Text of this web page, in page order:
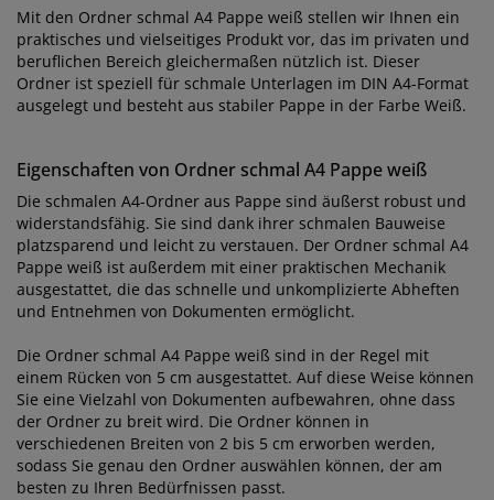
Mit den Ordner schmal A4 Pappe weiß stellen wir Ihnen ein
praktisches und vielseitiges Produkt vor, das im privaten und
beruflichen Bereich gleichermaßen nützlich ist. Dieser
Ordner ist speziell für schmale Unterlagen im DIN A4-Format
ausgelegt und besteht aus stabiler Pappe in der Farbe Weiß.
Eigenschaften von Ordner schmal A4 Pappe weiß
Die schmalen A4-Ordner aus Pappe sind äußerst robust und
widerstandsfähig. Sie sind dank ihrer schmalen Bauweise
platzsparend und leicht zu verstauen. Der Ordner schmal A4
Pappe weiß ist außerdem mit einer praktischen Mechanik
ausgestattet, die das schnelle und unkomplizierte Abheften
und Entnehmen von Dokumenten ermöglicht.
Die Ordner schmal A4 Pappe weiß sind in der Regel mit
einem Rücken von 5 cm ausgestattet. Auf diese Weise können
Sie eine Vielzahl von Dokumenten aufbewahren, ohne dass
der Ordner zu breit wird. Die Ordner können in
verschiedenen Breiten von 2 bis 5 cm erworben werden,
sodass Sie genau den Ordner auswählen können, der am
besten zu Ihren Bedürfnissen passt.